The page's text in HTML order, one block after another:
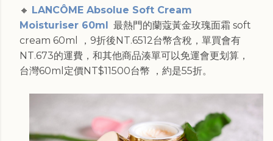
🔸 LANCÔME Absolue Soft Cream
Moisturiser 60ml
最熱門的蘭蔻黃金玫瑰面霜 soft
cream 60ml ，9折後NT.6512台幣含稅，單買會有
NT.673的運費，和其他商品湊單可以免運會更划算，
台灣60ml定價NT$11500台幣 ，約是55折。